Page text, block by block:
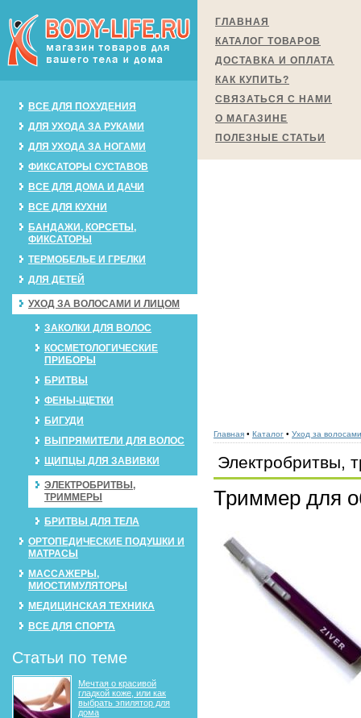
ВСЕ ДЛЯ ПОХУДЕНИЯ
ДЛЯ УХОДА ЗА РУКАМИ
ДЛЯ УХОДА ЗА НОГАМИ
ФИКСАТОРЫ СУСТАВОВ
ВСЕ ДЛЯ ДОМА И ДАЧИ
ВСЕ ДЛЯ КУХНИ
БАНДАЖИ, КОРСЕТЫ,
ФИКСАТОРЫ
ТЕРМОБЕЛЬЕ И ГРЕЛКИ
ДЛЯ ДЕТЕЙ
УХОД ЗА ВОЛОСАМИ И ЛИЦОМ
ЗАКОЛКИ ДЛЯ ВОЛОС
КОСМЕТОЛОГИЧЕСКИЕ
ПРИБОРЫ
БРИТВЫ
ФЕНЫ-ЩЕТКИ
БИГУДИ
ВЫПРЯМИТЕЛИ ДЛЯ ВОЛОС
ЩИПЦЫ ДЛЯ ЗАВИВКИ
ЭЛЕКТРОБРИТВЫ,
ТРИММЕРЫ
БРИТВЫ ДЛЯ ТЕЛА
ОРТОПЕДИЧЕСКИЕ ПОДУШКИ И
МАТРАСЫ
МАССАЖЕРЫ,
МИОСТИМУЛЯТОРЫ
МЕДИЦИНСКАЯ ТЕХНИКА
ВСЕ ДЛЯ СПОРТА
Статьи по теме
Мечтая о красивой
гладкой коже, или как
выбрать эпилятор для
дома
ГЛАВНАЯ
КАТАЛОГ ТОВАРОВ
ДОСТАВКА И ОПЛАТА
КАК КУПИТЬ?
СВЯЗАТЬСЯ С НАМИ
О МАГАЗИНЕ
ПОЛЕЗНЫЕ СТАТЬИ
Главная • Каталог • Уход за
Электробритвы,
Триммер для